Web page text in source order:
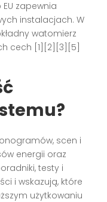
zapewnia
instalacjach. W
watomierz
cech [1][2][3][5]
scen i
energii oraz
testy i
i wskazują, które
użytkowaniu